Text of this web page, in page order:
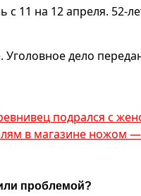
11 на 12 апреля. 52-
дело
подрался с
в магазине ножом —
проблемой?